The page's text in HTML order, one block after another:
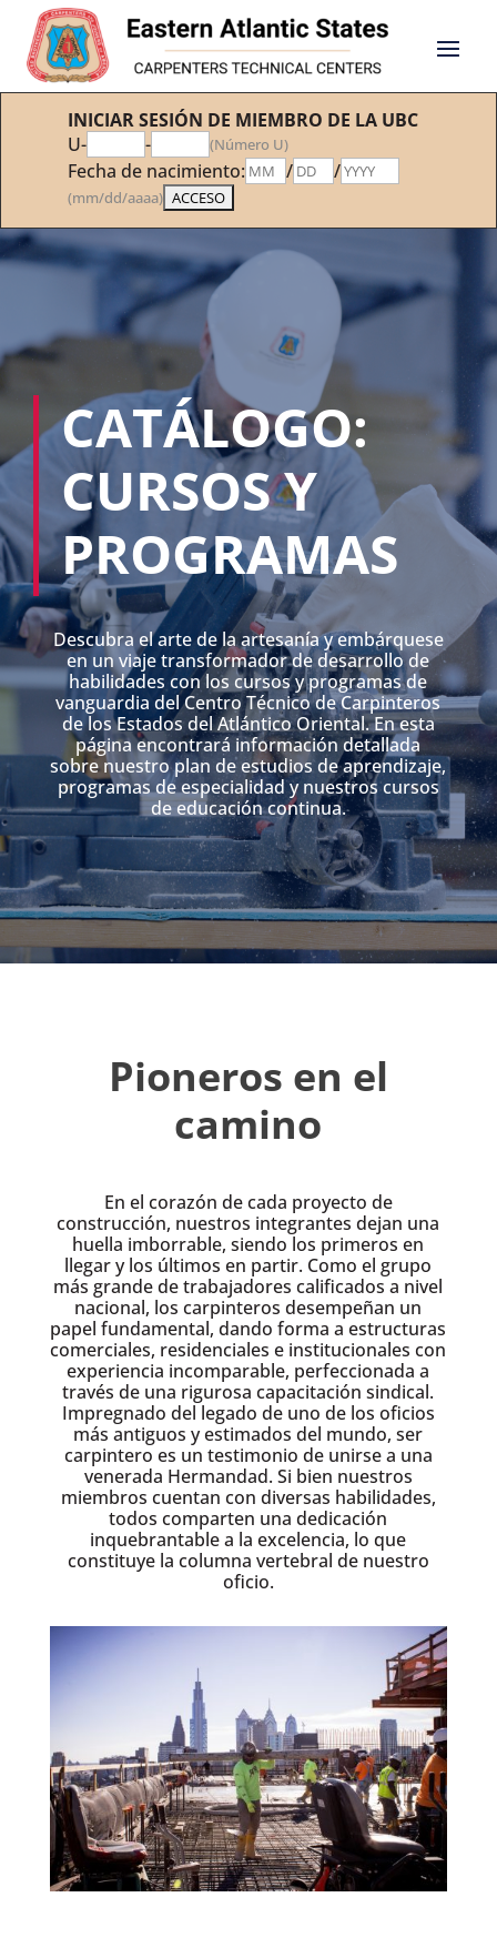
INICIAR SESIÓN DE MIEMBRO DE LA UBC
U-
- (Número U)
Fecha de nacimiento: / /
(mm/dd/aaaa)
CATÁLOGO:
CURSOS Y
PROGRAMAS
Descubra el arte de la artesanía y embárquese
en un viaje transformador de desarrollo de
habilidades con los cursos y programas de
vanguardia del Centro Técnico de Carpinteros
de los Estados del Atlántico Oriental. En esta
página encontrará información detallada
sobre nuestro plan de estudios de aprendizaje,
programas de especialidad y nuestros cursos
de educación continua.
Pioneros en el
camino
En el corazón de cada proyecto de
construcción, nuestros integrantes dejan una
huella imborrable, siendo los primeros en
llegar y los últimos en partir. Como el grupo
más grande de trabajadores calificados a nivel
nacional, los carpinteros desempeñan un
papel fundamental, dando forma a estructuras
comerciales, residenciales e institucionales con
experiencia incomparable, perfeccionada a
través de una rigurosa capacitación sindical.
Impregnado del legado de uno de los oficios
más antiguos y estimados del mundo, ser
carpintero es un testimonio de unirse a una
venerada Hermandad. Si bien nuestros
miembros cuentan con diversas habilidades,
todos comparten una dedicación
inquebrantable a la excelencia, lo que
constituye la columna vertebral de nuestro
oficio.